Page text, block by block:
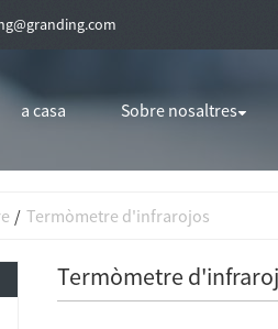
a casa Sobre nosaltres
Termòmetre d'infrarojos
Termòmetre